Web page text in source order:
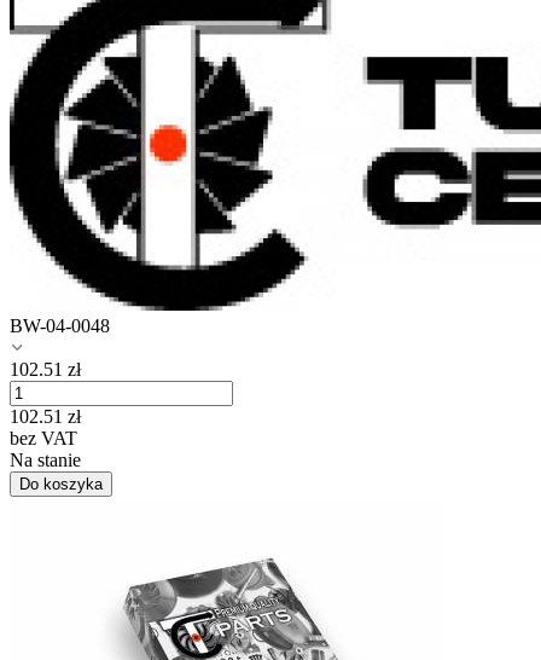
BW-04-0048
102.51 zł
102.51 zł
bez VAT
Na stanie
Do koszyka